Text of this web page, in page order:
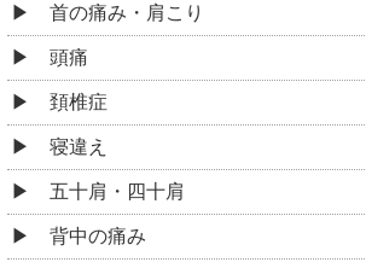
首の痛み・肩こり
頭痛
頚椎症
寝違え
五十肩・四十肩
背中の痛み